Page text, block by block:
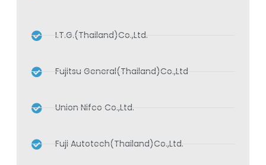
I.T.G.(Thailand)Co.,Ltd.
Fujitsu General(Thailand)Co.,Ltd
Union Nifco Co.,Ltd.
Fuji Autotech(Thailand)Co.,Ltd.